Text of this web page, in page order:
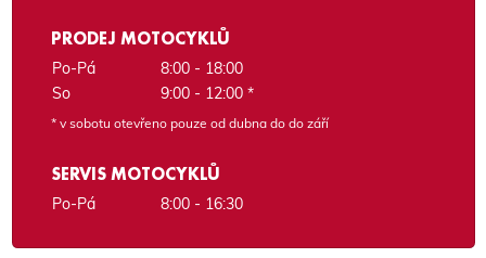
PRODEJ MOTOCYKLŮ
Po-Pá
8:00 - 18:00
So
9:00 - 12:00 *
* v sobotu otevřeno pouze od dubna do do září
SERVIS MOTOCYKLŮ
Po-Pá 8:00 - 16:30